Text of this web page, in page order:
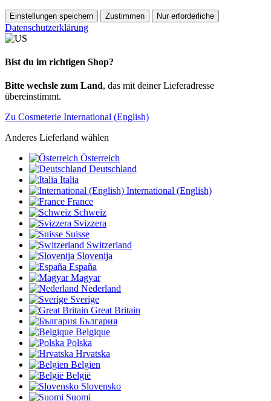
Einstellungen speichern Zustimmen Nur erforderliche
Datenschutzerklärung
Bist du im richtigen Shop?
Bitte wechsle zum Land, das mit deiner Lieferadresse
übereinstimmt.
Zu Cosmeterie International (English)
Anderes Lieferland wählen
Österreich
Deutschland
Italia
International (English)
France
Schweiz
Svizzera
Suisse
Switzerland
Slovenija
España
Magyar
Nederland
Sverige
Great Britain
България
Belgique
Polska
Hrvatska
Belgien
België
Slovensko
Suomi